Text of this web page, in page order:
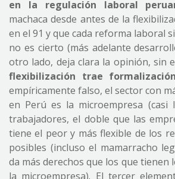
en la regulación laboral
machaca desde antes de la
en el 91 y que cada reforma laboral
no es cierto (más adelante
otro lado, deja clara la opinión, sin
flexibilización trae
empíricamente falso, el sector con
en Perú es la microempresa (casi
trabajadores, el doble que las
tiene el peor y más flexible de los
posibles (incluso el mamarracho
da más derechos que los que tienen
la microempresa). El tercer